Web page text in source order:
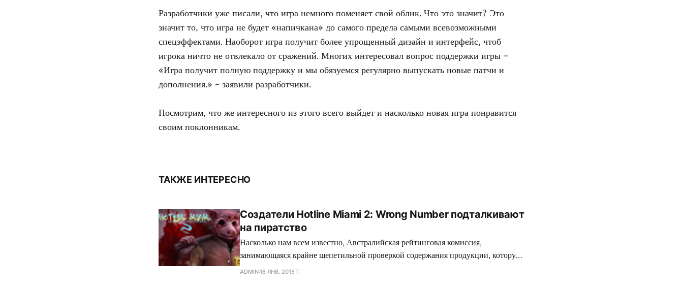
Разработчики уже писали, что игра немного поменяет свой облик. Что это значит? Это
значит то, что игра не будет «напичкана» до самого предела самыми всевозможными
спецэффектами. Наоборот игра получит более упрощенный дизайн и интерфейс, чтоб
игрока ничто не отвлекало от сражений. Многих интересовал вопрос поддержки игры –
«Игра получит полную поддержку и мы обязуемся регулярно выпускать новые патчи и
дополнения.» - заявили разработчики.
Посмотрим, что же интересного из этого всего выйдет и насколько новая игра понравится
своим поклонникам.
ТАКЖЕ ИНТЕРЕСНО
Создатели Hotline Miami 2: Wrong Number подталкивают
на пиратство
Насколько нам всем известно, Австралийская рейтинговая комиссия,
занимающаяся крайне щепетильной проверкой содержания продукции, которую
производит современная игровая индустрия, подвергает жесткой цензуре
ADMIN16 ЯНВ. 2015 Г.